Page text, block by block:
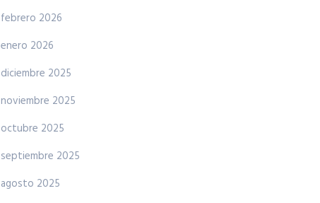
febrero 2026
enero 2026
diciembre 2025
noviembre 2025
octubre 2025
septiembre 2025
agosto 2025